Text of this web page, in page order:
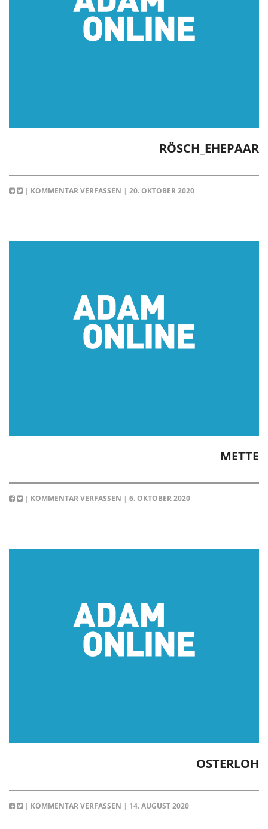
RÖSCH_EHEPAAR
| KOMMENTAR VERFASSEN | 20. OKTOBER 2020
METTE
| KOMMENTAR VERFASSEN | 6. OKTOBER 2020
OSTERLOH
| KOMMENTAR VERFASSEN | 14. AUGUST 2020